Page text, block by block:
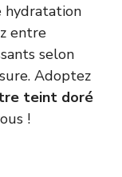
hydratation
entre
selon
Adoptez
teint doré
!